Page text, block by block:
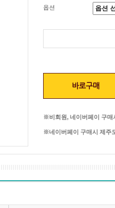
옵션
바로구매
※비회원, 네이버페이 구매
※네이버페이 구매시 제주